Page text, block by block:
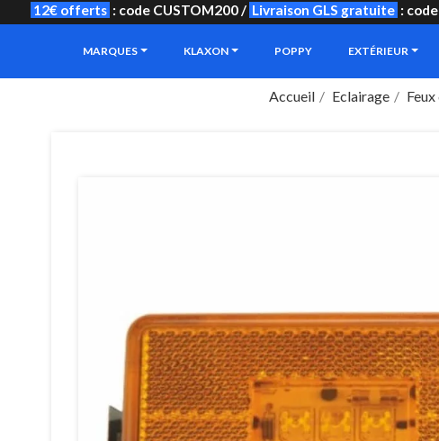
12€ offerts : code CUSTOM200 / Livraison GLS gratuite :
MARQUES KLAXON POPPY EXTÉRIEUR
Accueil Eclairage